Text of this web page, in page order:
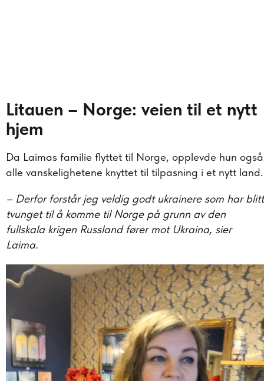
Litauen – Norge: veien til et nytt
hjem
Da Laimas familie flyttet til Norge, opplevde hun også
alle vanskelighetene knyttet til tilpasning i et nytt land.
– Derfor forstår jeg veldig godt ukrainere som har blitt
tvunget til å komme til Norge på grunn av den
fullskala krigen Russland fører mot Ukraina, sier
Laima.